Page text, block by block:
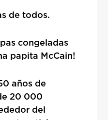
de todos.
congeladas
papita McCain!
años de
20 000
del